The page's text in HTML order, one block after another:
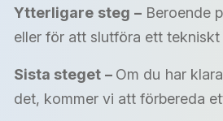
Ytterligare steg – Beroende
eller för att slutföra ett tekniskt
Sista steget – Om du har
det, kommer vi att förbereda